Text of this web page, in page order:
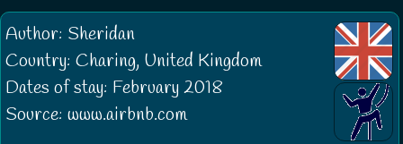
Author: Sheridan
Country: Charing, United Kingdom
Dates of stay: February 2018
Source: www.airbnb.com